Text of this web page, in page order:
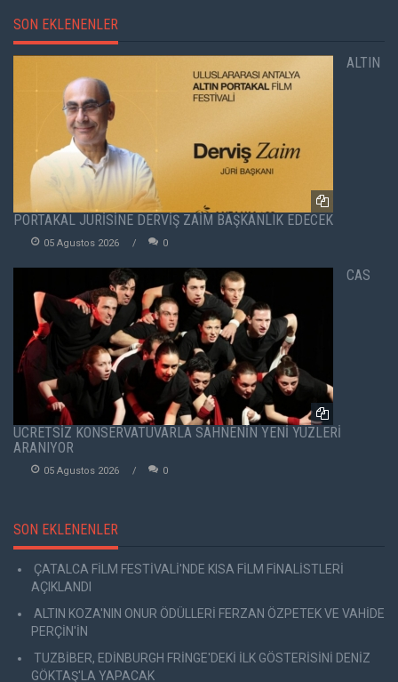
SON EKLENENLER
ALTIN
PORTAKAL JÜRİSİNE DERVİŞ ZAİM BAŞKANLIK EDECEK
05 Agustos 2026 0
CAS
ÜCRETSİZ KONSERVATUVARLA SAHNENİN YENİ YÜZLERİ
ARANIYOR
05 Agustos 2026 0
SON EKLENENLER
ÇATALCA FİLM FESTİVALİ'NDE KISA FİLM FİNALİSTLERİ
AÇIKLANDI
ALTIN KOZA'NIN ONUR ÖDÜLLERİ FERZAN ÖZPETEK VE VAHİDE
PERÇİN'İN
TUZBİBER, EDİNBURGH FRİNGE'DEKİ İLK GÖSTERİSİNİ DENİZ
GÖKTAŞ'LA YAPACAK